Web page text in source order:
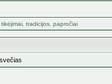
tikėjimai, tradicijos, papročiai